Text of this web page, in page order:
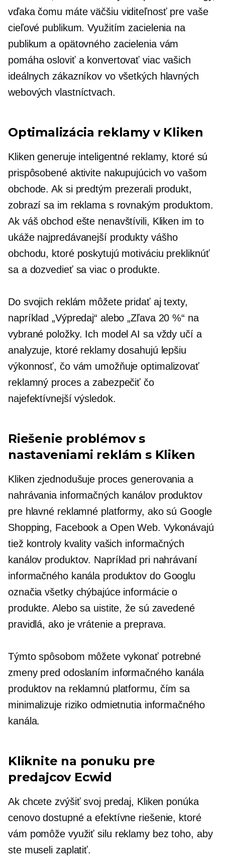
vďaka čomu máte väčšiu viditeľnosť pre vaše
cieľové publikum. Využitím zacielenia na
publikum a opätovného zacielenia vám
pomáha osloviť a konvertovať viac vašich
ideálnych zákazníkov vo všetkých hlavných
webových vlastníctvach.
Optimalizácia reklamy v Kliken
Kliken generuje inteligentné reklamy, ktoré sú
prispôsobené aktivite nakupujúcich vo vašom
obchode. Ak si predtým prezerali produkt,
zobrazí sa im reklama s rovnakým produktom.
Ak váš obchod ešte nenavštívili, Kliken im to
ukáže najpredávanejšíprodukty vášho
obchodu, ktoré poskytujú motiváciu prekliknúť
sa a dozvedieť sa viac o produkte.
Do svojich reklám môžete pridať aj texty,
napríklad „Výpredaj“ alebo „Zľava 20 %“ na
vybrané položky. Ich model AI sa vždy učí a
analyzuje, ktoré reklamy dosahujú lepšiu
výkonnosť, čo vám umožňuje optimalizovať
reklamný proces a zabezpečiť čo
najefektívnejší výsledok.
Riešenie problémov s
nastaveniami reklám s Kliken
Kliken zjednodušuje proces generovania a
nahrávania informačných kanálov produktov
pre hlavné reklamné platformy, ako sú Google
Shopping, Facebook a Open Web. Vykonávajú
tiež kontroly kvality vašich informačných
kanálov produktov. Napríklad pri nahrávaní
informačného kanála produktov do Googlu
označia všetky chýbajúce informácie o
produkte. Alebo sa uistite, že sú zavedené
pravidlá, ako je vrátenie a preprava.
Týmto spôsobom môžete vykonať potrebné
zmeny pred odoslaním informačného kanála
produktov na reklamnú platformu, čím sa
minimalizuje riziko odmietnutia informačného
kanála.
Kliknite na ponuku pre
predajcov Ecwid
Ak chcete zvýšiť svoj predaj, Kliken ponúka
cenovo dostupné a efektívne riešenie, ktoré
vám pomôže využiť silu reklamy bez toho, aby
ste museli zaplatiť.